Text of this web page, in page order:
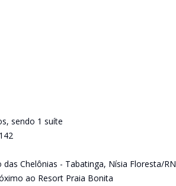
sendo 1 suíte
das Chelônias - Tabatinga, Nísia Floresta/RN
ao Resort Praia Bonita